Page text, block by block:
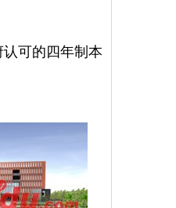
可的四年制本